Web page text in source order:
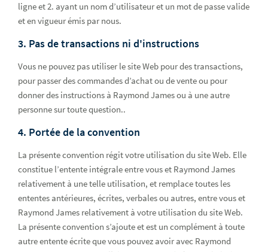
ligne et 2. ayant un nom d’utilisateur et un mot de passe valide
et en vigueur émis par nous.
3. Pas de transactions ni d'instructions
Vous ne pouvez pas utiliser le site Web pour des transactions,
pour passer des commandes d’achat ou de vente ou pour
donner des instructions à Raymond James ou à une autre
personne sur toute question..
4. Portée de la convention
La présente convention régit votre utilisation du site Web. Elle
constitue l’entente intégrale entre vous et Raymond James
relativement à une telle utilisation, et remplace toutes les
ententes antérieures, écrites, verbales ou autres, entre vous et
Raymond James relativement à votre utilisation du site Web.
La présente convention s’ajoute et est un complément à toute
autre entente écrite que vous pouvez avoir avec Raymond